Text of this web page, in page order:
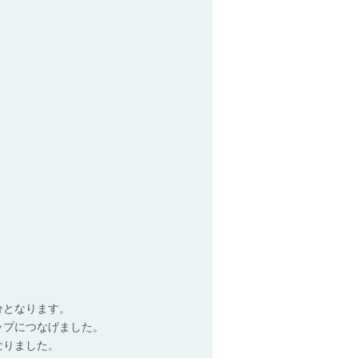
なります。
につなげました。
ました。